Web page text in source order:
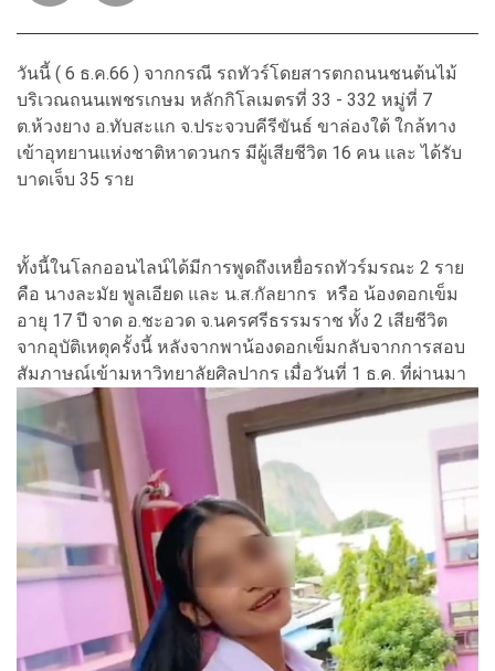
วันนี้ ( 6 ธ.ค.66 ) จากกรณี รถทัวร์โดยสารตกถนนชนต้นไม้
บริเวณถนนเพชรเกษม หลักกิโลเมตรที่ 33 - 332 หมู่ที่ 7
ต.ห้วงยาง อ.ทับสะแก จ.ประจวบคีรีขันธ์ ขาล่องใต้ ใกล้ทาง
เข้าอุทยานแห่งชาติหาดวนกร มีผู้เสียชีวิต 16 คน และ ได้รับ
บาดเจ็บ 35 ราย
ทั้งนี้ในโลกออนไลน์ได้มีการพูดถึงเหยื่อรถทัวร์มรณะ 2 ราย
คือ นางละมัย พูลเอียด และ น.ส.กัลยากร หรือ น้องดอกเข็ม
อายุ 17 ปี จาด อ.ชะอวด จ.นครศรีธรรมราช ทั้ง 2 เสียชีวิต
จากอุบัติเหตุครั้งนี้ หลังจากพาน้องดอกเข็มกลับจากการสอบ
สัมภาษณ์เข้ามหาวิทยาลัยศิลปากร เมื่อวันที่ 1 ธ.ค. ที่ผ่านมา